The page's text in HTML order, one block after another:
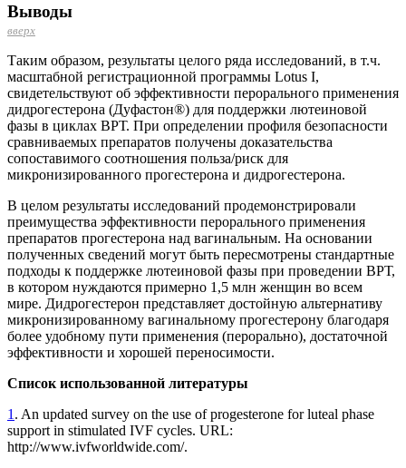
Выводы
вверх
Таким образом, результаты целого ряда исследований, в т.ч.
масштабной регистрационной программы Lotus І,
свидетельствуют об эффективности перорального применения
дидрогестерона (Дуфастон®) для поддержки лютеиновой
фазы в циклах ВРТ. При определении профиля без­опасности
сравниваемых препаратов получены доказательства
сопоставимого соотношения польза/риск для
микронизированного прогестерона и дидрогестерона.
В целом результаты исследований продемонстрировали
преимущества эффективности пер­орального применения
препаратов прогестерона над вагинальным. На основании
полученных сведений могут быть пересмотрены стандартные
под­­ходы к поддержке лютеиновой фазы при проведении ВРТ,
в котором нуждаются примерно 1,5 млн женщин во всем
мире. Дидрогестерон представляет достойную альтернативу
микронизированному вагинальному прогестерону благодаря
более удобному пути применения (перорально), достаточной
эффективности и хорошей переносимости.
Список использованной литературы
1 . An updated survey on the use of progesterone for luteal phase
support in stimulated IVF cycles. URL:
http://www.ivfworldwide.com/.